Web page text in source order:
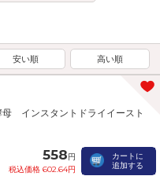
安い順 高い順
インスタントドライイースト
558円
税込価格 602.64円
カートに
追加する